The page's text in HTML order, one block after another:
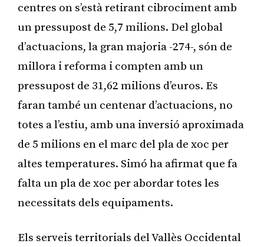
centres on s’està retirant cibrociment amb
un pressupost de 5,7 milions. Del global
d’actuacions, la gran majoria -274-, són de
millora i reforma i compten amb un
pressupost de 31,62 milions d’euros. Es
faran també un centenar d’actuacions, no
totes a l’estiu, amb una inversió aproximada
de 5 milions en el marc del pla de xoc per
altes temperatures. Simó ha afirmat que fa
falta un pla de xoc per abordar totes les
necessitats dels equipaments.
Els serveis territorials del Vallès Occidental